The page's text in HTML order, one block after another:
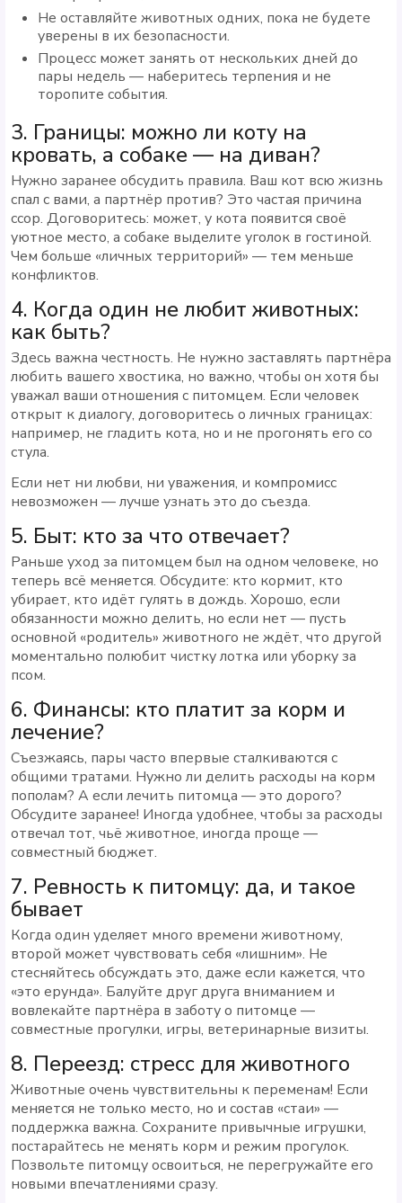
Не оставляйте животных одних, пока не будете
уверены в их безопасности.
Процесс может занять от нескольких дней до
пары недель — наберитесь терпения и не
торопите события.
3. Границы: можно ли коту на
кровать, а собаке — на диван?
Нужно заранее обсудить правила. Ваш кот всю жизнь
спал с вами, а партнёр против? Это частая причина
ссор. Договоритесь: может, у кота появится своё
уютное место, а собаке выделите уголок в гостиной.
Чем больше «личных территорий» — тем меньше
конфликтов.
4. Когда один не любит животных:
как быть?
Здесь важна честность. Не нужно заставлять партнёра
любить вашего хвостика, но важно, чтобы он хотя бы
уважал ваши отношения с питомцем. Если человек
открыт к диалогу, договоритесь о личных границах:
например, не гладить кота, но и не прогонять его со
стула.
Если нет ни любви, ни уважения, и компромисс
невозможен — лучше узнать это до съезда.
5. Быт: кто за что отвечает?
Раньше уход за питомцем был на одном человеке, но
теперь всё меняется. Обсудите: кто кормит, кто
убирает, кто идёт гулять в дождь. Хорошо, если
обязанности можно делить, но если нет — пусть
основной «родитель» животного не ждёт, что другой
моментально полюбит чистку лотка или уборку за
псом.
6. Финансы: кто платит за корм и
лечение?
Съезжаясь, пары часто впервые сталкиваются с
общими тратами. Нужно ли делить расходы на корм
пополам? А если лечить питомца — это дорого?
Обсудите заранее! Иногда удобнее, чтобы за расходы
отвечал тот, чьё животное, иногда проще —
совместный бюджет.
7. Ревность к питомцу: да, и такое
бывает
Когда один уделяет много времени животному,
второй может чувствовать себя «лишним». Не
стесняйтесь обсуждать это, даже если кажется, что
«это ерунда». Балуйте друг друга вниманием и
вовлекайте партнёра в заботу о питомце —
совместные прогулки, игры, ветеринарные визиты.
8. Переезд: стресс для животного
Животные очень чувствительны к переменам! Если
меняется не только место, но и состав «стаи» —
поддержка важна. Сохраните привычные игрушки,
постарайтесь не менять корм и режим прогулок.
Позвольте питомцу освоиться, не перегружайте его
новыми впечатлениями сразу.